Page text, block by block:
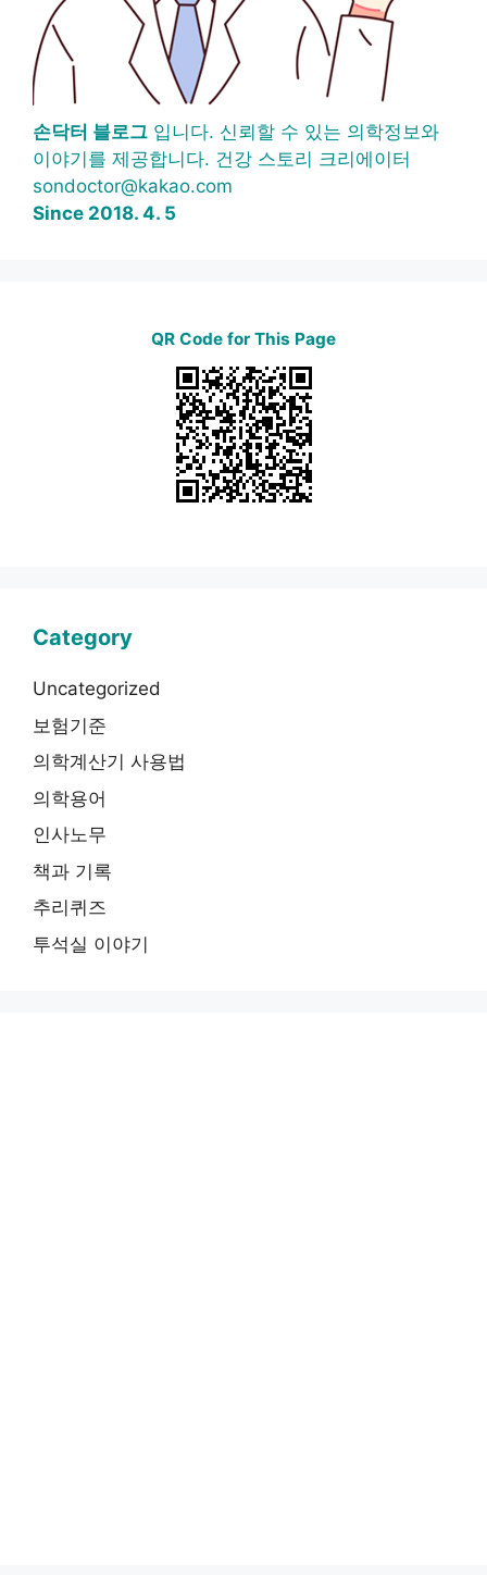
손닥터 블로그 입니다. 신뢰할 수 있는 의학정보와
이야기를 제공합니다. 건강 스토리 크리에이터
sondoctor@kakao.com
Since 2018. 4. 5
QR Code for This Page
Category
Uncategorized
보험기준
의학계산기 사용법
의학용어
인사노무
책과 기록
추리퀴즈
투석실 이야기